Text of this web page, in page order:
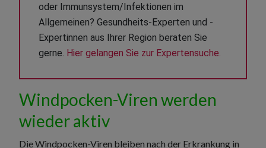
oder Immunsystem/Infektionen im
Allgemeinen? Gesundheits-Experten und -
Expertinnen aus Ihrer Region beraten Sie
gerne. Hier gelangen Sie zur Expertensuche.
Windpocken-Viren werden
wieder aktiv
Die Windpocken-Viren bleiben nach der Erkrankung in